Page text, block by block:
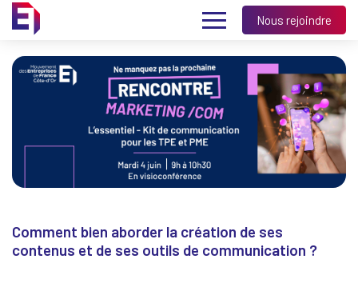
Nous rejoindre
Comment bien aborder la création de ses
contenus et de ses outils de communication ?